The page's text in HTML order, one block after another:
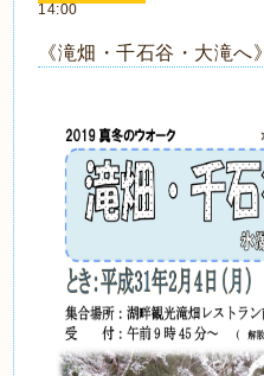
14:00
《滝畑・千石谷・大滝へ》